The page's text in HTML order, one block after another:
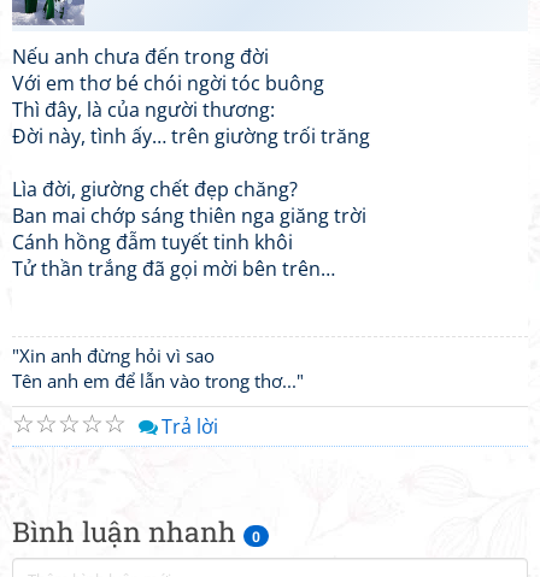
Bình luận nhanh 0
Nếu anh chưa đến trong đời
Với em thơ bé chói ngời tóc buông
Thì đây, là của người thương:
Đời này, tình ấy… trên giường trối trăng
Lìa đời, giường chết đẹp chăng?
Ban mai chớp sáng thiên nga giăng trời
Cánh hồng đẫm tuyết tinh khôi
Tử thần trắng đã gọi mời bên trên…
"Xin anh đừng hỏi vì sao
Tên anh em để lẫn vào trong thơ..."
☆
☆
☆
☆
☆ Trả lời